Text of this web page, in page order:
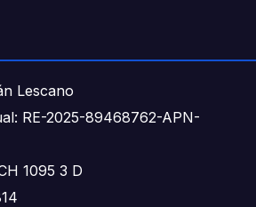
Lescano
RE-2025-89468762-APN-
1095 3 D